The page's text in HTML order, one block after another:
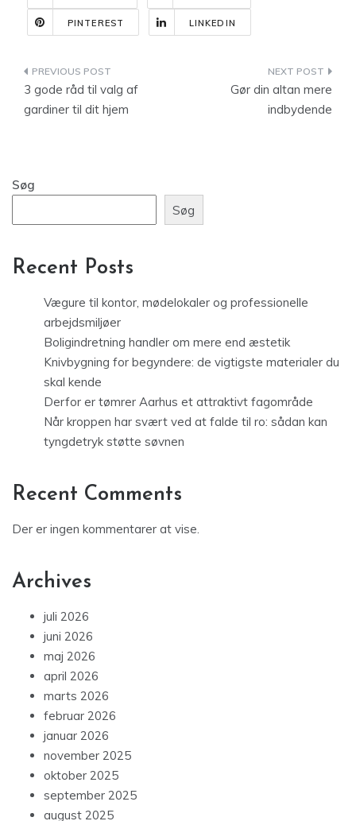
PINTEREST LINKEDIN
Indlægsnavigation
3 gode råd til valg af
gardiner til dit hjem
Gør din altan mere
indbydende
Søg
Søg
Recent Posts
Vægure til kontor, mødelokaler og professionelle
arbejdsmiljøer
Boligindretning handler om mere end æstetik
Knivbygning for begyndere: de vigtigste materialer du
skal kende
Derfor er tømrer Aarhus et attraktivt fagområde
Når kroppen har svært ved at falde til ro: sådan kan
tyngdetryk støtte søvnen
Recent Comments
Der er ingen kommentarer at vise.
Archives
juli 2026
juni 2026
maj 2026
april 2026
marts 2026
februar 2026
januar 2026
november 2025
oktober 2025
september 2025
august 2025